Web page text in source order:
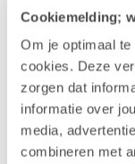
Cookiemelding;
Om je optimaal
cookies. Deze
zorgen dat
informatie over
media,
combineren met